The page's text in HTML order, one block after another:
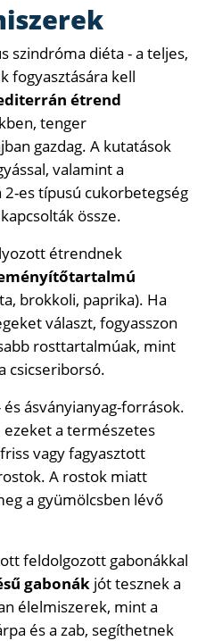
szindróma diéta - a teljes,
fogyasztására kell
étrend
tenger
gazdag. A kutatások
valamint a
es típusú cukorbetegség
össze.
étrendnek
brokkoli, paprika). Ha
választ, fogyasszon
rosttartalmúak, mint
csicseriborsó.
ásványianyag-források.
a természetes
vagy fagyasztott
A rostok miatt
a gyümölcsben lévő
feldolgozott gabonákkal
gabonák jót tesznek a
élelmiszerek, mint a
és a zab, segíthetnek